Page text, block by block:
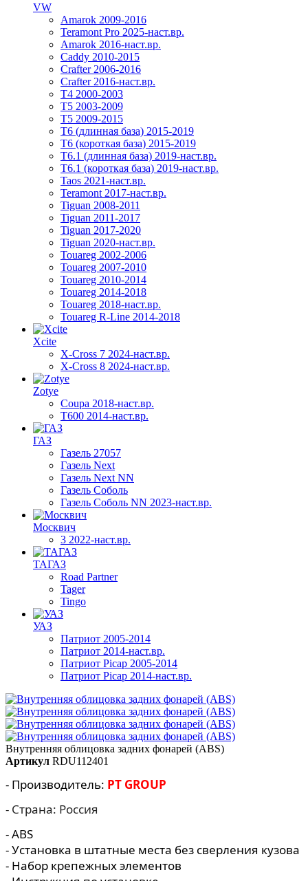
VW
Amarok 2009-2016
Teramont Pro 2025-наст.вр.
Amarok 2016-наст.вр.
Caddy 2010-2015
Crafter 2006-2016
Crafter 2016-наст.вр.
T4 2000-2003
T5 2003-2009
T5 2009-2015
T6 (длинная база) 2015-2019
Т6 (короткая база) 2015-2019
T6.1 (длинная база) 2019-наст.вр.
T6.1 (короткая база) 2019-наст.вр.
Taos 2021-наст.вр.
Teramont 2017-наст.вр.
Tiguan 2008-2011
Tiguan 2011-2017
Tiguan 2017-2020
Tiguan 2020-наст.вр.
Touareg 2002-2006
Touareg 2007-2010
Touareg 2010-2014
Touareg 2014-2018
Touareg 2018-наст.вр.
Touareg R-Line 2014-2018
Xcite
X-Cross 7 2024-наст.вр.
X-Cross 8 2024-наст.вр.
Zotye
Coupa 2018-наст.вр.
T600 2014-наст.вр.
ГАЗ
Газель 27057
Газель Next
Газель Next NN
Газель Соболь
Газель Соболь NN 2023-наст.вр.
Москвич
3 2022-наст.вр.
ТАГАЗ
Road Partner
Tager
Tingo
УАЗ
Патриот 2005-2014
Патриот 2014-наст.вр.
Патриот Picap 2005-2014
Патриот Picap 2014-наст.вр.
Внутренняя облицовка задних фонарей (ABS)
Артикул RDU112401
- Производитель: PT GROUP
- Страна: Россия
- ABS
- Установка в штатные места без сверления кузова
- Набор крепежных элементов